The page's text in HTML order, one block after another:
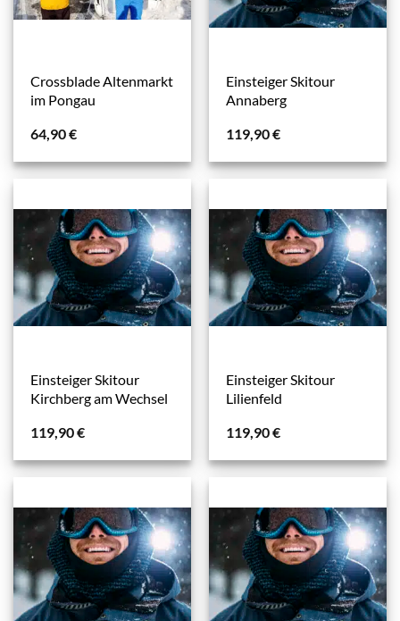
Crossblade Altenmarkt
im Pongau
64,90€
Einsteiger Skitour
Annaberg
119,90€
Einsteiger Skitour
Kirchberg am Wechsel
119,90€
Einsteiger Skitour
Lilienfeld
119,90€